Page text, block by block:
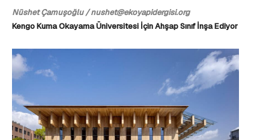
Nüshet Çamuşoğlu / nushet@ekoyapidergisi.org
Kengo Kuma Okayama Üniversitesi İçin Ahşap Sınıf İnşa Ediyor